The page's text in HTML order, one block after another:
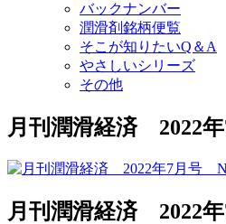
バックナンバー
潤滑剤銘柄便覧
そこが知りたいQ＆A
やさしいシリーズ
その他
月刊潤滑経済 2022
月刊潤滑経済 2022